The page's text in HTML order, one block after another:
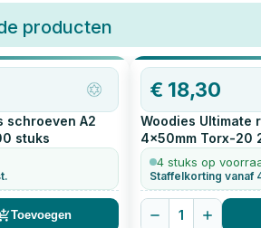
producten
schroeven A2
stuks
Toevoegen
€ 18,30
Woodies Ultimate
4x50mm Torx-20
4 stuks op
Staffelkorting vanaf
1